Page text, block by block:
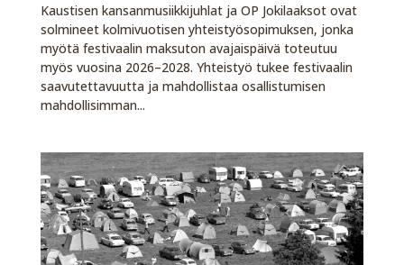
Kaustisen kansanmusiikkijuhlat ja OP Jokilaaksot ovat
solmineet kolmivuotisen yhteistyösopimuksen, jonka
myötä festivaalin maksuton avajaispäivä toteutuu
myös vuosina 2026–2028. Yhteistyö tukee festivaalin
saavutettavuutta ja mahdollistaa osallistumisen
mahdollisimman...